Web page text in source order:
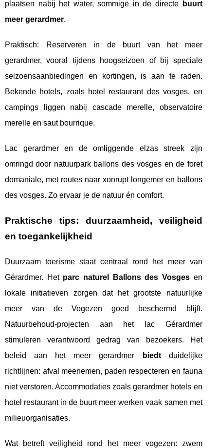
plaatsen nabij het water, sommige in de directe
buurt
meer gerardmer.
Praktisch: Reserveren in de buurt van het meer
gerardmer, vooral tijdens hoogseizoen of bij speciale
seizoensaanbiedingen en kortingen, is aan te raden.
Bekende hotels, zoals hotel restaurant des vosges, en
campings liggen nabij cascade merelle, observatoire
merelle en saut bourrique.
Lac gerardmer en de omliggende elzas streek zijn
omringd door natuurpark ballons des vosges en de foret
domaniale, met routes naar xonrupt longemer en ballons
des vosges. Zo ervaar je de natuur én comfort.
Praktische tips: duurzaamheid, veiligheid
en toegankelijkheid
Duurzaam toerisme staat centraal rond het meer van
Gérardmer. Het parc naturel Ballons des Vosgesen
lokale initiatieven zorgen dat het grootste natuurlijke
meer van de Vogezen goed beschermd blijft.
Natuurbehoud-projecten aan het lac Gérardmer
stimuleren verantwoord gedrag van bezoekers. Het
beleid aan het meer gerardmer
biedtduidelijke
richtlijnen: afval meenemen, paden respecteren en fauna
niet verstoren. Accommodaties zoals gerardmer hotels en
hotel restaurant in de buurt meer werken vaak samen met
milieuorganisaties.
Wat betreft veiligheid rond het meer vogezen: zwem